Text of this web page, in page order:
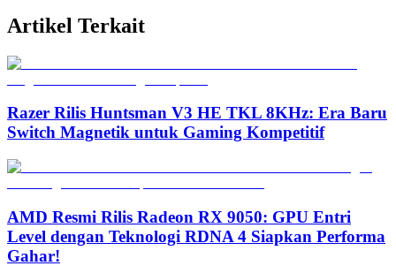
Artikel Terkait
Razer Rilis Huntsman V3 HE TKL 8KHz: Era Baru
Switch Magnetik untuk Gaming Kompetitif
AMD Resmi Rilis Radeon RX 9050: GPU Entri
Level dengan Teknologi RDNA 4 Siapkan Performa
Gahar!